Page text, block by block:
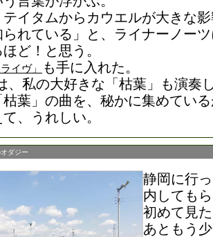
テイタムからカウエルが大きな
られている」と、ライナーノー
ど！と思う。
ライヴ」
も手に入れた。
、私の大好きな「枯葉」も演奏
枯葉」の曲を、秘かに集めてい
、うれしい。
ダジー
静岡に行
内しても
初めて見
あともう